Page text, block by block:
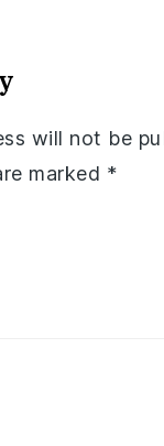
will not be
marked *